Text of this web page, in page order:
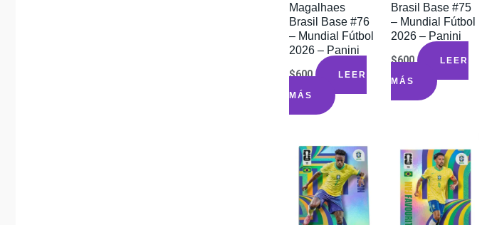
Magalhaes
Brasil Base #76
– Mundial Fútbol
2026 – Panini
$600 LEER
MÁS
Brasil Base #75
– Mundial Fútbol
2026 – Panini
$600 LEER
MÁS